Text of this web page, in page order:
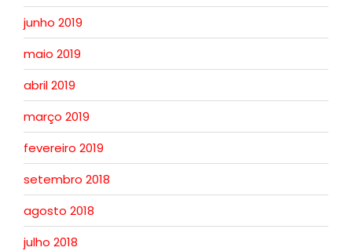
junho 2019
maio 2019
abril 2019
março 2019
fevereiro 2019
setembro 2018
agosto 2018
julho 2018